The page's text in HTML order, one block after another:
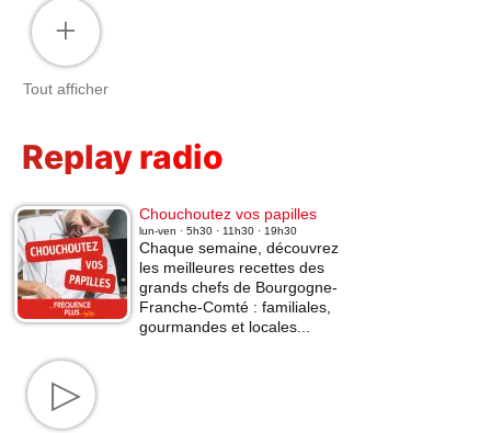
+
Tout afficher
Replay radio
Chouchoutez vos papilles
lun-ven · 5h30 · 11h30 · 19h30
Chaque semaine, découvrez
les meilleures recettes des
grands chefs de Bourgogne-
Franche-Comté : familiales,
gourmandes et locales...
▷